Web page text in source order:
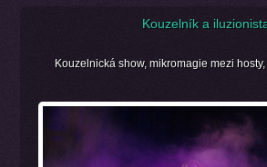
Kouzelník a
Kouzelnická show, mikromagie mezi